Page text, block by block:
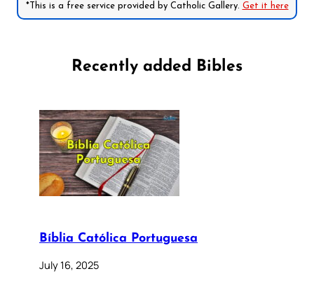
*This is a free service provided by Catholic Gallery. Get it here
Recently added Bibles
Bíblia Católica Portuguesa
July 16, 2025